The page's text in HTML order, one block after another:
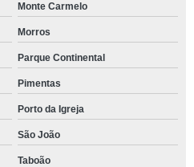
Monte Carmelo
Morros
Parque Continental
Pimentas
Porto da Igreja
São João
Taboão